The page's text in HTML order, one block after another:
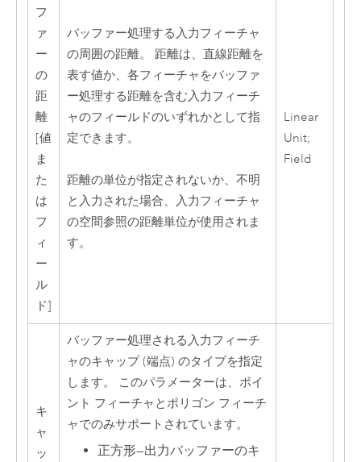
フ
ァ
ー
の
距
離
[値
ま
た
は
フ
ィ
ー
ル
ド]
バッファー処理する入力フィーチャ
の周囲の距離。 距離は、直線距離を
表す値か、各フィーチャをバッファ
ー処理する距離を含む入力フィーチ
ャのフィールドのいずれかとして指
定できます。
距離の単位が指定されないか、不明
と入力された場合、入力フィーチャ
の空間参照の距離単位が使用されま
す。
Linear
Unit;
Field
キ
ャ
ッ
バッファー処理される入力フィーチ
ャのキャップ (端点) のタイプを指定
します。 このパラメーターは、ポイ
ント フィーチャとポリゴン フィーチ
ャでのみサポートされています。
正方形—出力バッファーのキ